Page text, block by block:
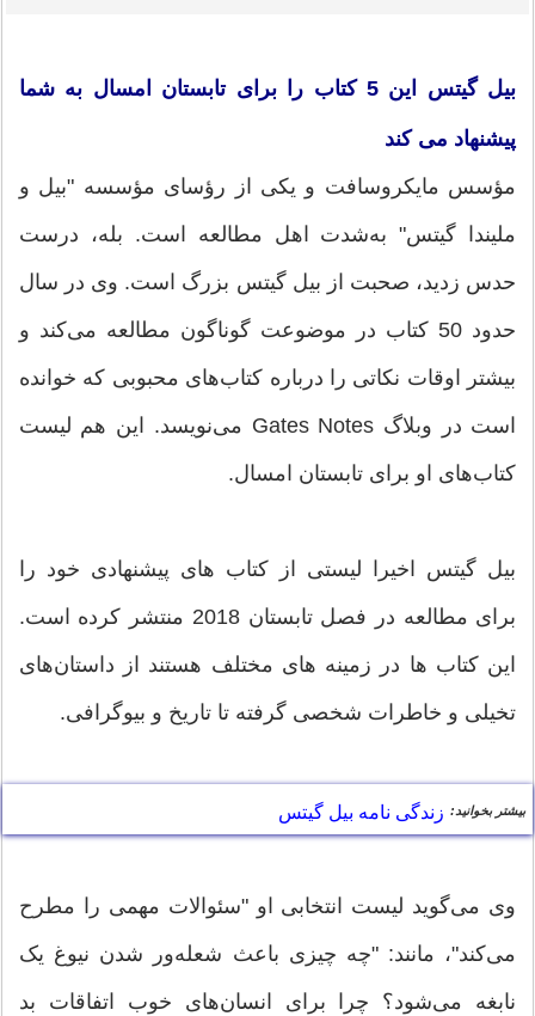
بیل گیتس این 5 کتاب را برای تابستان امسال به شما
پیشنهاد می کند
مؤسس مایکروسافت و یکی از رؤسای مؤسسه "بیل و
ملیندا گیتس" به‌شدت اهل مطالعه است. بله، درست
حدس زدید، صحبت از بیل گیتس بزرگ است. وی در سال
حدود 50 کتاب در موضوعت گوناگون مطالعه می‌کند و
بیشتر اوقات نکاتی را درباره کتاب‌های محبوبی که خوانده
است در وبلاگ Gates Notes می‌نویسد. این هم لیست
کتاب‌های او برای تابستان امسال.
بیل گیتس اخیرا لیستی از کتاب های پیشنهادی خود را
برای مطالعه در فصل تابستان 2018 منتشر کرده است.
این کتاب ها در زمینه های مختلف هستند از داستان‌های
تخیلی و خاطرات شخصی گرفته تا تاریخ و بیوگرافی.
بیشتر بخوانید: زندگی نامه بیل گیتس
وی می‌گوید لیست انتخابی او "سئوالات مهمی را مطرح
می‌کند"، مانند: "چه چیزی باعث شعله‌ور شدن نیوغ یک
نابغه می‌شود؟ چرا برای انسان‌های خوب اتفاقات بد